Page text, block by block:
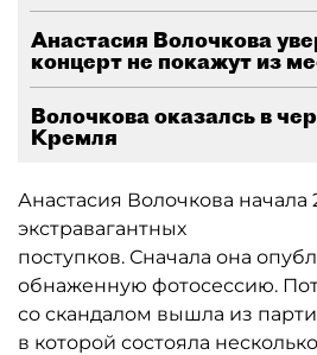
Анастасия Волочкова
концерт не покажут из
Волочкова оказалсь в
Кремля
Анастасия Волочкова начала
экстравагантных
поступков. Сначала она
обнаженную фотосессию.
со скандалом вышла из
в которой состояла